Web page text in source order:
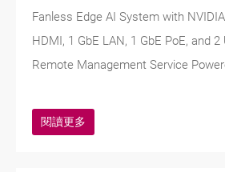
Fanless Edge AI System with
HDMI, 1 GbE LAN, 1 GbE PoE, and
Remote Management Service
閱讀更多